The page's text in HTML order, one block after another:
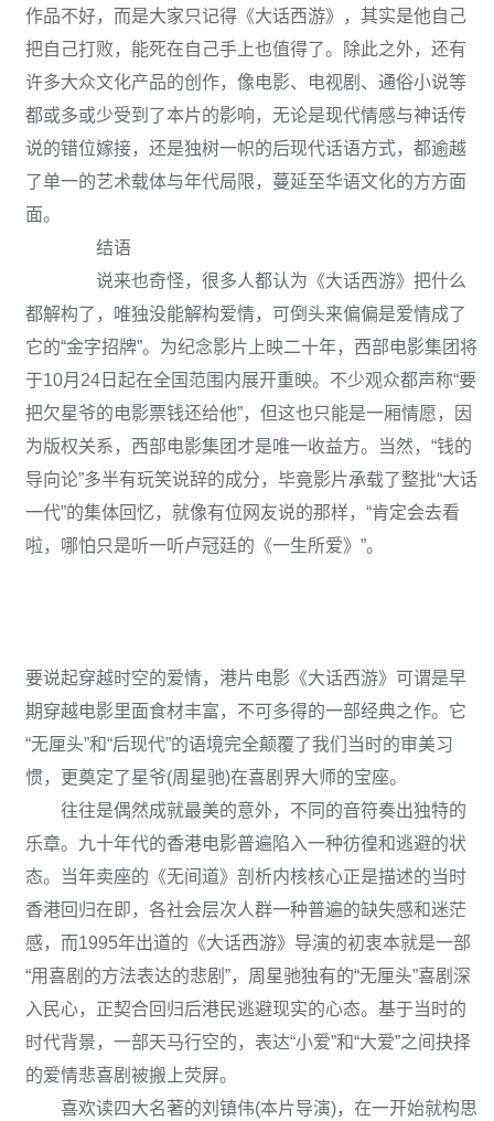
作品不好，而是大家只记得《大话西游》，其实是他自己
把自己打败，能死在自己手上也值得了。除此之外，还有
许多大众文化产品的创作，像电影、电视剧、通俗小说等
都或多或少受到了本片的影响，无论是现代情感与神话传
说的错位嫁接，还是独树一帜的后现代话语方式，都逾越
了单一的艺术载体与年代局限，蔓延至华语文化的方方面
面。
结语
说来也奇怪，很多人都认为《大话西游》把什么
都解构了，唯独没能解构爱情，可倒头来偏偏是爱情成了
它的“金字招牌”。为纪念影片上映二十年，西部电影集团将
于10月24日起在全国范围内展开重映。不少观众都声称“要
把欠星爷的电影票钱还给他”，但这也只能是一厢情愿，因
为版权关系，西部电影集团才是唯一收益方。当然，“钱的
导向论”多半有玩笑说辞的成分，毕竟影片承载了整批“大话
一代”的集体回忆，就像有位网友说的那样，“肯定会去看
啦，哪怕只是听一听卢冠廷的《一生所爱》”。
要说起穿越时空的爱情，港片电影《大话西游》可谓是早
期穿越电影里面食材丰富，不可多得的一部经典之作。它
“无厘头”和“后现代”的语境完全颠覆了我们当时的审美习
惯，更奠定了星爷(周星驰)在喜剧界大师的宝座。
往往是偶然成就最美的意外，不同的音符奏出独特的
乐章。九十年代的香港电影普遍陷入一种彷徨和逃避的状
态。当年卖座的《无间道》剖析内核核心正是描述的当时
香港回归在即，各社会层次人群一种普遍的缺失感和迷茫
感，而1995年出道的《大话西游》导演的初衷本就是一部
“用喜剧的方法表达的悲剧”，周星驰独有的“无厘头”喜剧深
入民心，正契合回归后港民逃避现实的心态。基于当时的
时代背景，一部天马行空的，表达“小爱”和“大爱”之间抉择
的爱情悲喜剧被搬上荧屏。
喜欢读四大名著的刘镇伟(本片导演)，在一开始就构思